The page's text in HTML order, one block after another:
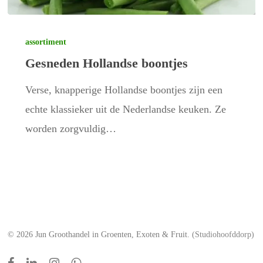
Hollandse
boontjes
assortiment
Gesneden Hollandse boontjes
Verse, knapperige Hollandse boontjes zijn een
echte klassieker uit de Nederlandse keuken. Ze
worden zorgvuldig…
© 2026 Jun Groothandel in Groenten, Exoten & Fruit.(Studiohoofddorp)